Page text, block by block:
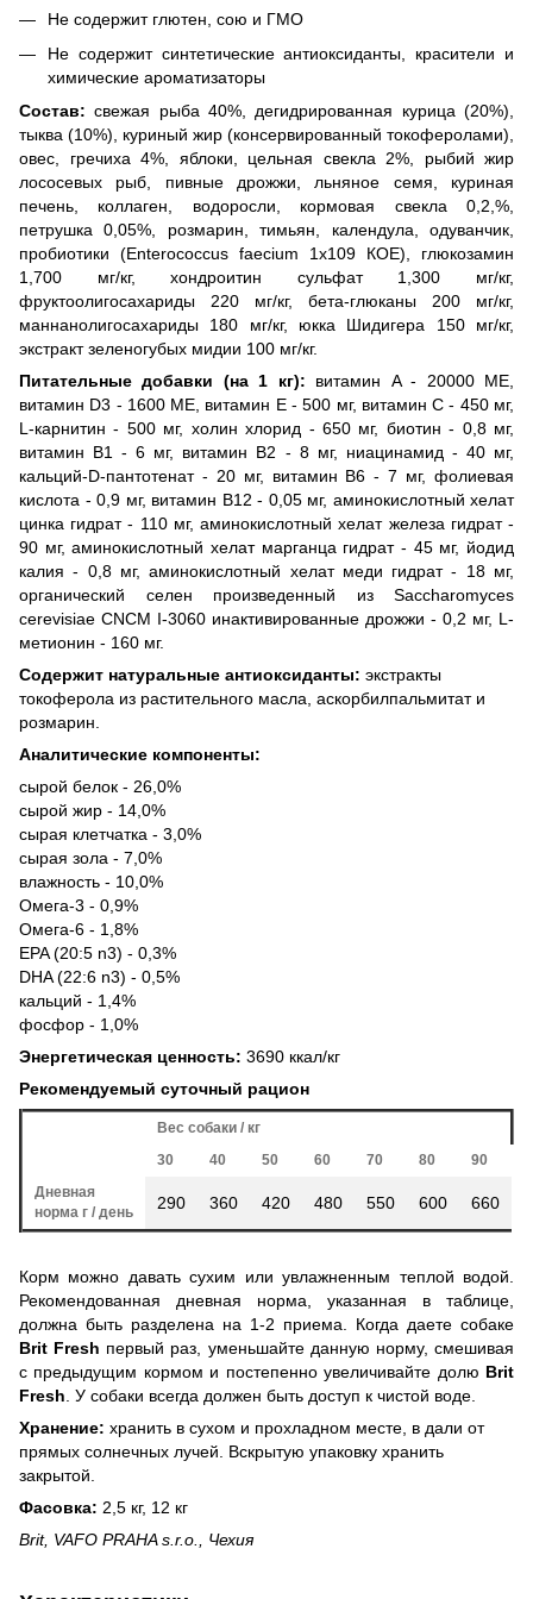
Не содержит глютен, сою и ГМО
Не содержит синтетические антиоксиданты, красители и
химические ароматизаторы
Состав: свежая рыба 40%, дегидрированная курица (20%),
тыква (10%), куриный жир (консервированный токоферолами),
овес, гречиха 4%, яблоки, цельная свекла 2%, рыбий жир
лососевых рыб, пивные дрожжи, льняное семя, куриная
печень, коллаген, водоросли, кормовая свекла 0,2,%,
петрушка 0,05%, розмарин, тимьян, календула, одуванчик,
пробиотики (Enterococcus faecium 1x109 КОЕ), глюкозамин
1,700 мг/кг, хондроитин сульфат 1,300 мг/кг,
фруктоолигосахариды 220 мг/кг, бета-глюканы 200 мг/кг,
маннанолигосахариды 180 мг/кг, юкка Шидигера 150 мг/кг,
экстракт зеленогубых мидии 100 мг/кг.
Питательные добавки (на 1 кг): витамин A - 20000 МЕ,
витамин D3 - 1600 МЕ, витамин E - 500 мг, витамин C - 450 мг,
L-карнитин - 500 мг, холин хлорид - 650 мг, биотин - 0,8 мг,
витамин B1 - 6 мг, витамин B2 - 8 мг, ниацинамид - 40 мг,
кальций-D-пантотенат - 20 мг, витамин B6 - 7 мг, фолиевая
кислота - 0,9 мг, витамин B12 - 0,05 мг, аминокислотный хелат
цинка гидрат - 110 мг, аминокислотный хелат железа гидрат -
90 мг, аминокислотный хелат марганца гидрат - 45 мг, йодид
калия - 0,8 мг, аминокислотный хелат меди гидрат - 18 мг,
органический селен произведенный из Saccharomyces
cerevisiae CNCM I-3060 инактивированные дрожжи - 0,2 мг, L-
метионин - 160 мг.
Содержит натуральные антиоксиданты: экстракты
токоферола из растительного масла, аскорбилпальмитат и
розмарин.
Аналитические компоненты:
сырой белок - 26,0%
сырой жир - 14,0%
сырая клетчатка - 3,0%
сырая зола - 7,0%
влажность - 10,0%
Омега-3 - 0,9%
Омега-6 - 1,8%
EPA (20:5 n3) - 0,3%
DHA (22:6 n3) - 0,5%
кальций - 1,4%
фосфор - 1,0%
Энергетическая ценность: 3690 ккал/кг
Рекомендуемый суточный рацион
Вес собаки / кг
30
40 50 60 70 80
90
Дневная
норма г / день
290 360 420 480 550 600 660
Корм можно давать сухим или увлажненным теплой водой.
Рекомендованная дневная норма, указанная в таблице,
должна быть разделена на 1-2 приема. Когда даете собаке
Brit Fresh первый раз, уменьшайте данную норму, смешивая
с предыдущим кормом и постепенно увеличивайте долю Brit
Fresh . У собаки всегда должен быть доступ к чистой воде.
Хранение: хранить в сухом и прохладном месте, в дали от
прямых солнечных лучей. Вскрытую упаковку хранить
закрытой.
Фасовка: 2,5 кг, 12 кг
Brit, VAFO PRAHA s.r.o., Чехия